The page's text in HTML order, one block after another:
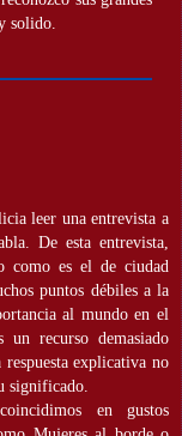
solido.
leer una entrevista a
De esta entrevista,
como es el de ciudad
puntos débiles a la
al mundo en el
un recurso demasiado
explicativa no
significado.
en gustos